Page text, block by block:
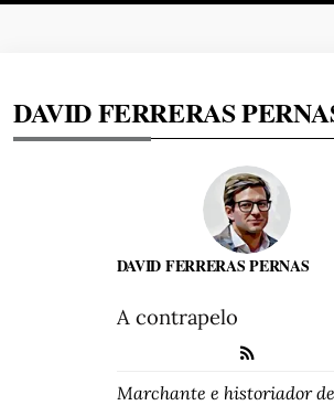
DAVID FERRERAS
DAVID FERRERAS PERNAS
A contrapelo
Marchante e historiador